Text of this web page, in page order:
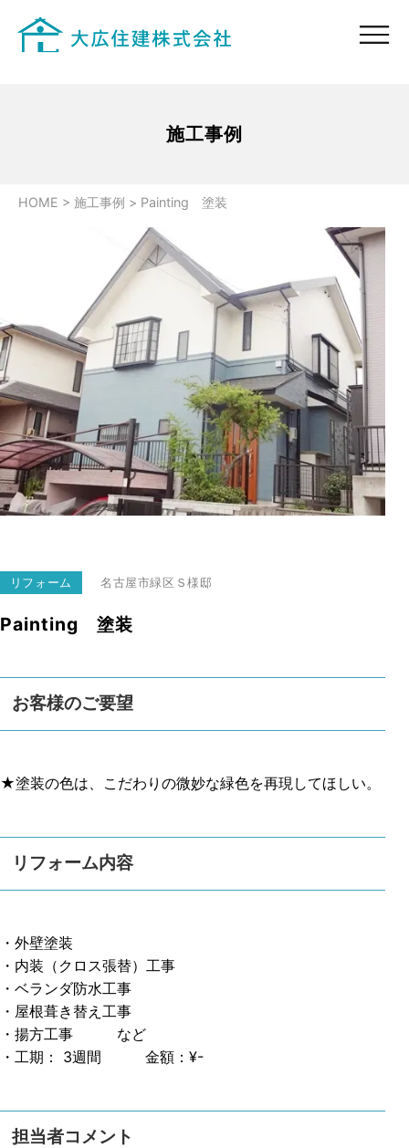
施工事例
HOME >施工事例 > Painting 塗装
リフォーム 名古屋市緑区 Ｓ様邸
Painting 塗装
お客様のご要望
★塗装の色は、こだわりの微妙な緑色を再現してほしい。
リフォーム内容
・外壁塗装
・内装（クロス張替）工事
・ベランダ防水工事
・屋根葺き替え工事
・揚方工事 など
・工期： 3週間 金額：¥-
担当者コメント